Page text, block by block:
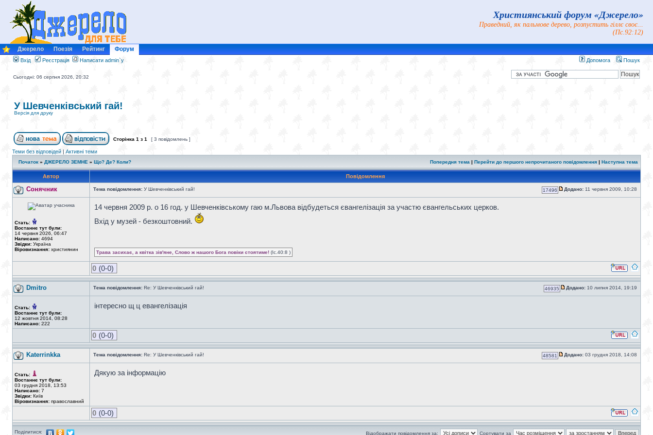
Християнський форум «Джерело»
Праведний, як пальмове дерево, розпустить гіллє своє...
(Пс.92:12)
Джерело Поезія Рейтинг Форум
Вхід Реєстрація Написати admin`у Допомога Пошук
Сьогодні: 06 серпня 2026, 20:32
У Шевченківський гай!
Версія для друку
Сторінка 1 з 1 [ 3 повідомлень ]
Теми без відповідей | Активні теми
Початок » ДЖЕРЕЛО ЗЕМНЕ » Що? Де? Коли? Попередня тема | Перейти до першого непрочитаного повідомлення | Наступна тема
Автор Повідомлення
Сонячник Тема повідомлення: У Шевченківський гай! 17496 Додано: 11 червня 2009, 10:28
Стать:
Востаннє тут були:
14 червня 2026, 06:47
Написано: 4694
Звідки: Україна
Віровизнання: християнин
14 червня 2009 р. о 16 год. у Шевченківському гаю м.Львова відбудеться євангелізація за участю євангельських церков.
Вхід у музей - безкоштовний.
Трава засихає, а квітка зів'яне, Слово ж нашого Бога повіки стоятиме! (Іс.40:8 )
0 (0-0)
Dmitro Тема повідомлення: Re: У Шевченківський гай! 46935 Додано: 10 липня 2014, 19:19
Стать:
Востаннє тут були:
12 жовтня 2014, 08:28
Написано: 222
інтересно щ ц евангелізація
0 (0-0)
Katerrinkka Тема повідомлення: Re: У Шевченківський гай! 48581 Додано: 03 грудня 2018, 14:08
Стать:
Востаннє тут були:
03 грудня 2018, 13:53
Написано: 7
Звідки: Київ
Віровизнання: православний
Дякую за інформацію
0 (0-0)
Поділитися: Відображати повідомлення за: Сортувати за